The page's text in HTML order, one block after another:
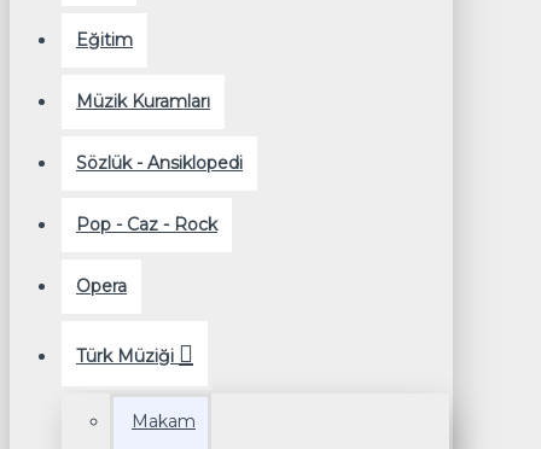
Eğitim
Müzik Kuramları
Sözlük - Ansiklopedi
Pop - Caz - Rock
Opera
Türk Müziği
Makam